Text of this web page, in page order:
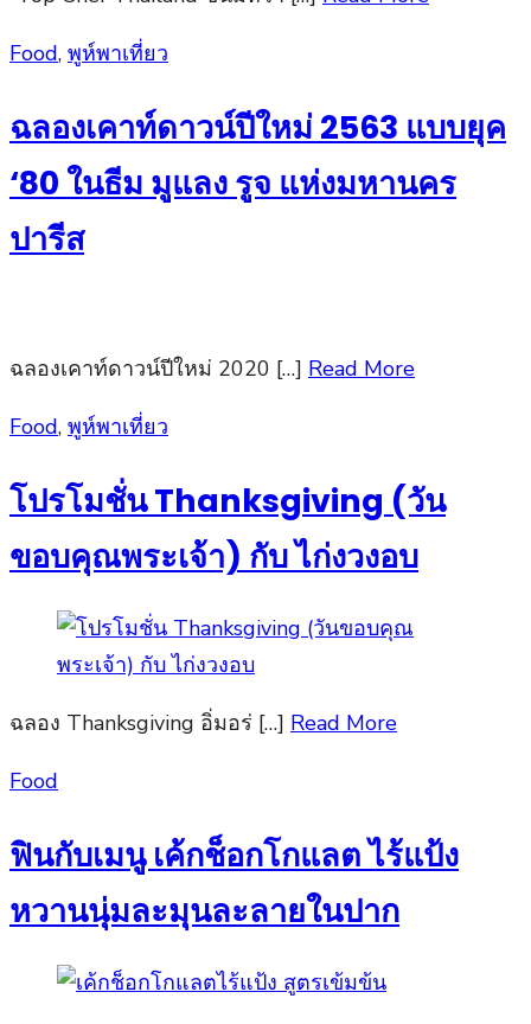
Posted
Food, พูห์พาเที่ยว
ฉลองเคาท์ดาวน์ปีใหม่ 2563 แบบยุค
‘80 ในธีม มูแลง รูจ แห่งมหานคร
ปารีส
ฉลองเคาท์ดาวน์ปีใหม่ 2020 […] Read More
Posted
Food, พูห์พาเที่ยว
โปรโมชั่น Thanksgiving (วัน
ขอบคุณพระเจ้า) กับ ไก่งวงอบ
ฉลอง Thanksgiving อิ่มอร่ […] Read More
Posted
Food
ฟินกับเมนู เค้กช็อกโกแลต ไร้แป้ง
หวานนุ่มละมุนละลายในปาก